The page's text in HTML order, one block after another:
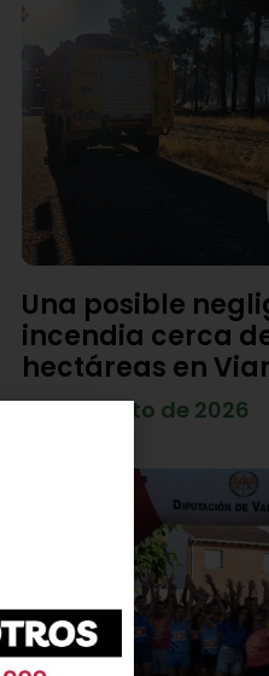
Una posible
incendia cerca
hectáreas en
7 de agosto de 2026